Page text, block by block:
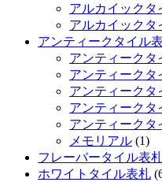
アルカイックタ
アルカイックタ
アンティークタイル
アンティークタ
アンティークタ
アンティークタ
アンティークタ
アンティークタ
メモリアル (1)
フレーバータイル表
ホワイトタイル表札